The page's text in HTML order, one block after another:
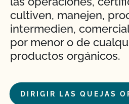
cultiven, manejen,
intermedien,
por menor o de
productos orgánicos.
DIRIGIR LAS QUEJAS